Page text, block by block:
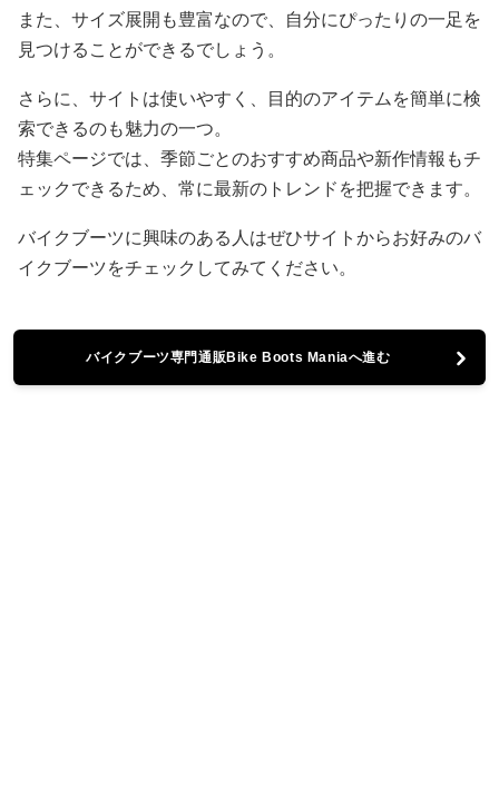
また、サイズ展開も豊富なので、自分にぴったりの一足を
見つけることができるでしょう。
さらに、サイトは使いやすく、目的のアイテムを簡単に検
索できるのも魅力の一つ。
特集ページでは、季節ごとのおすすめ商品や新作情報もチ
ェックできるため、常に最新のトレンドを把握できます。
バイクブーツに興味のある人はぜひサイトからお好みのバ
イクブーツをチェックしてみてください。
バイクブーツ専門通販Bike Boots Maniaへ進む